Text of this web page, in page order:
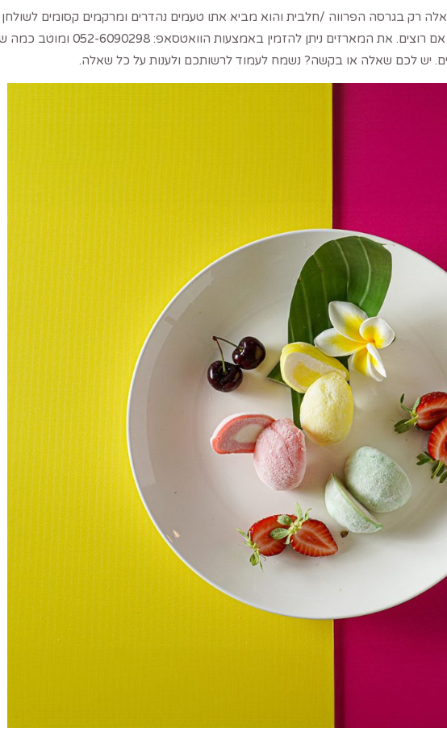
אלה רק בגרסה הפרווה /חלבית והוא מביא אתו טעמים נהדרים ומרקמים קסומים לשולחן
מארז של מוצ'י ולשלב בין כמה טעמים או להתמקד בטעם אחד
יש לכם שאלה או בקשה? נשמח לעמוד לרשותכם ולענות על כל שאלה.